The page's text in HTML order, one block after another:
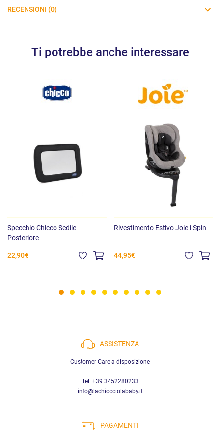
RECENSIONI (0)
Ti potrebbe anche interessare
Specchio Chicco Sedile
Posteriore
22,90€
Rivestimento Estivo Joie i-Spin
44,95€
ASSISTENZA
Customer Care a disposizione
Tel. +39 3452280233
info@lachiocciolababy.it
PAGAMENTI